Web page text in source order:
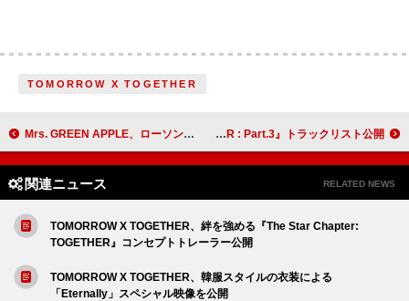
TOMORROW X TOGETHER
Mrs. GREEN APPLE、ローソン新CM出演 角度やタイミングまでぴったり揃った“Lポーズ”を披露 ATEEZ、8人のソロ曲がサプライズ収録された『GOLDEN HOUR : Part.3』トラックリスト公開
関連ニュース RELATED NEWS
TOMORROW X TOGETHER、絆を強める『The Star Chapter:
TOGETHER』コンセプトトレーラー公開
TOMORROW X TOGETHER、韓服スタイルの衣装による
「Eternally」スペシャル映像を公開